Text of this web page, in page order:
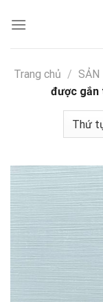
đến
Trang chủ / SẢN
được gắn